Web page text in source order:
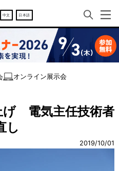
中文 日本語
オンライン展示会
げ 電気主任技術者
し
2019/10/01